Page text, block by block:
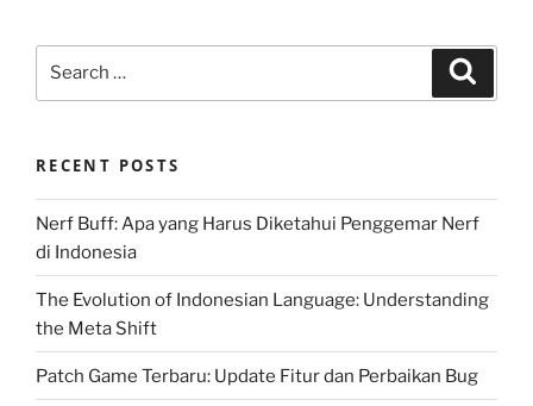
RECENT POSTS
Nerf Buff: Apa yang Harus Diketahui Penggemar Nerf
di Indonesia
The Evolution of Indonesian Language: Understanding
the Meta Shift
Patch Game Terbaru: Update Fitur dan Perbaikan Bug